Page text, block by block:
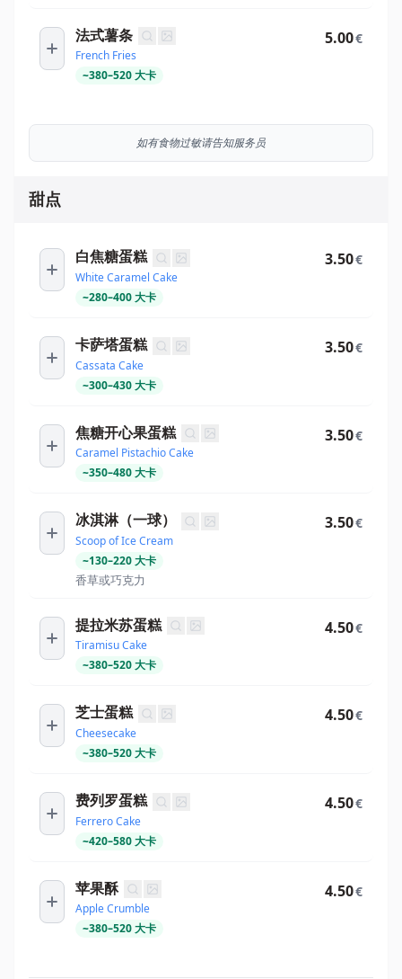
法式薯条
French Fries
~380–520大卡
5.00€
如有食物过敏请告知服务员
甜点
白焦糖蛋糕
White Caramel Cake
~280–400大卡
3.50€
卡萨塔蛋糕
Cassata Cake
~300–430大卡
3.50€
焦糖开心果蛋糕
Caramel Pistachio Cake
~350–480大卡
3.50€
冰淇淋（一球）
Scoop of Ice Cream
~130–220大卡
香草或巧克力
3.50€
提拉米苏蛋糕
Tiramisu Cake
~380–520大卡
4.50€
芝士蛋糕
Cheesecake
~380–520大卡
4.50€
费列罗蛋糕
Ferrero Cake
~420–580大卡
4.50€
苹果酥
Apple Crumble
~380–520大卡
4.50€